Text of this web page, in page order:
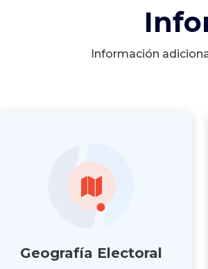
Información
Geografía Electoral